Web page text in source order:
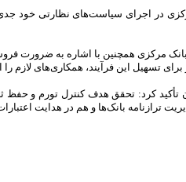
در اجرای سیاست‌های نظارتی خود
مرکزی همچنین با اشاره به ضرورت
تسهیل این فرآیند، همکاری‌های لازم را
تأکید کرد: تحقق هدف کنترل تورم و حفظ
ترازنامه بانک‌ها و هم در هدایت